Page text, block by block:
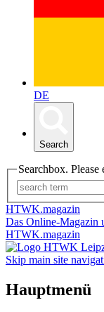
DE
Search
Searchbox.
HTWK.magazin
Das Online-Magazin
HTWK.magazin
Skip main site
Hauptmenü